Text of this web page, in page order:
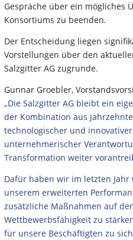
Gespräche über ein mögliches
Konsortiums zu beenden.
Der Entscheidung liegen
Vorstellungen über den
Salzgitter AG zugrunde.
Gunnar Groebler,
„Die Salzgitter AG bleibt ein
der Kombination aus
technologischer und
unternehmerischer
Transformation weiter
Dafür haben wir im letzten
unserem erweiterten
zusätzliche Maßnahmen auf
Wettbewerbsfähigkeit zu
für unsere Beschäftigten zu